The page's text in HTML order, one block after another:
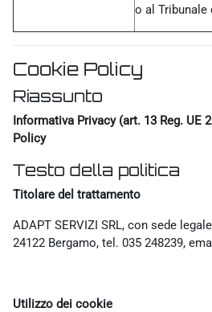
o al Tribunale
Cookie Policy
Riassunto
Informativa Privacy (art. 13 Reg. UE
Policy
Testo della politica
Titolare del trattamento
ADAPT SERVIZI SRL, con sede
24122 Bergamo, tel. 035 248239,
Utilizzo dei cookie